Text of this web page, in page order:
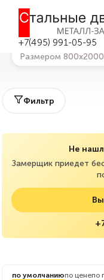
+7(495) 991-05-95
Парадные
Размером
Фильтр
Не
Замерщик приедет
по умолчаниюпо ценепо